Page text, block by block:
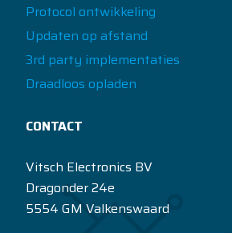
Protocol ontwikkeling
Updaten op afstand
3rd party implementaties
Draadloos opladen
CONTACT
Vitsch Electronics BV
Dragonder 24e
5554 GM Valkenswaard